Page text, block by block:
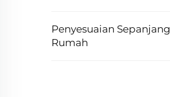
Penyesuaian Sepanjang
Rumah